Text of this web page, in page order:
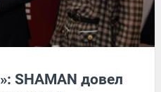
SHAMAN довел